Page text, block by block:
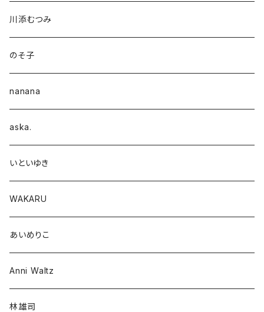
川添むつみ
のそ子
nanana
aska.
いといゆき
WAKARU
あいめりこ
Anni Waltz
林雄司